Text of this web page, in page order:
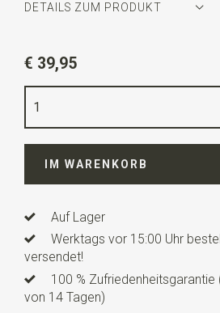
DETAILS ZUM PRODUKT
Farbe
Qualität
Länge 12 cm
verstellbaren Bändchen.
€ 39,95
IM WARENKORB
Auf Lager
Werktags vor 15:00 Uhr
versendet!
100 % Zufriedenheitsgarantie
von 14 Tagen)